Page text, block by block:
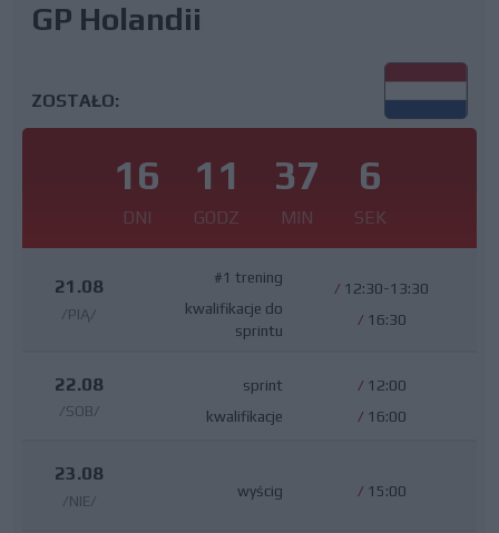
GP Holandii
ZOSTAŁO:
16
DNI
11
GODZ
37
MIN
5
SEK
21.08
/PIĄ/
#1 trening
kwalifikacje do
sprintu
/ 12:30-13:30
/ 16:30
22.08
/SOB/
sprint
kwalifikacje
/ 12:00
/ 16:00
23.08
/NIE/
wyścig / 15:00